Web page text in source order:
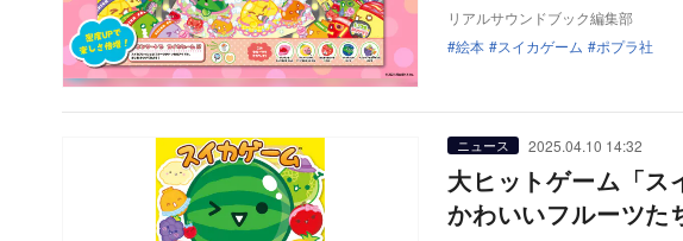
リアルサウンドブック編集部
絵本
スイカゲーム ポプラ社
ニュース 2025.04.10 14:32
大ヒットゲーム「
かわいいフルーツた